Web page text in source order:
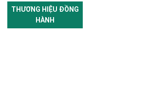
THƯƠNG HIỆU ĐỒNG
HÀNH